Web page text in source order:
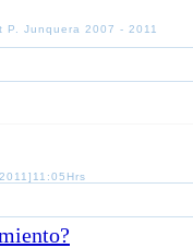
Junquera 2007 - 2011